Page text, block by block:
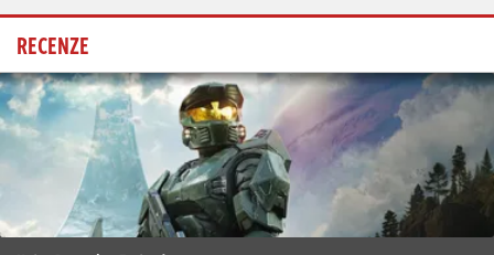
RECENZE